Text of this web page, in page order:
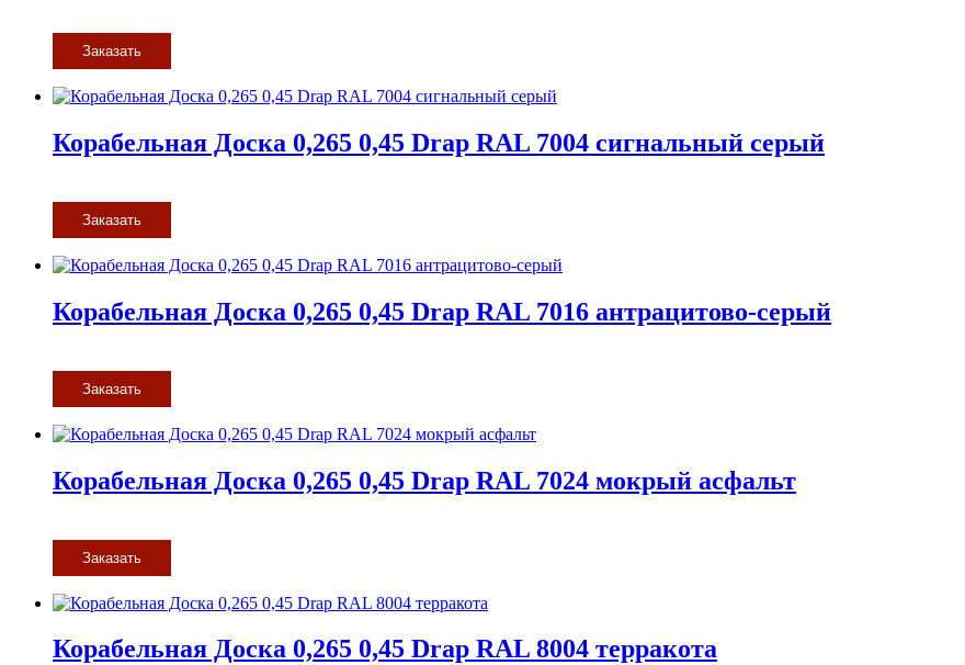
Заказать
Корабельная Доска 0,265 0,45 Drap RAL 7004 сигнальный серый
Заказать
Корабельная Доска 0,265 0,45 Drap RAL 7016 антрацитово-серый
Заказать
Корабельная Доска 0,265 0,45 Drap RAL 7024 мокрый асфальт
Заказать
Корабельная Доска 0,265 0,45 Drap RAL 8004 терракота